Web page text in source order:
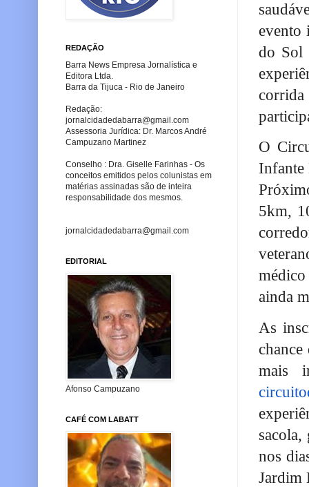
evento
do Sol
corrida
O
5km,
ainda
As
mais
sacola,
nos
Jardim
REDAÇÃO
Barra News Empresa Jornalística e
Editora Ltda.
Barra da Tijuca - Rio de Janeiro
Redação:
jornalcidadedabarra@gmail.com
Assessoria Jurídica: Dr. Marcos André
Campuzano Martinez
Conselho : Dra. Giselle Farinhas - Os
conceitos emitidos pelos colunistas em
matérias assinadas são de inteira
responsabilidade dos mesmos.
jornalcidadedabarra@gmail.com
EDITORIAL
Afonso Campuzano
CAFÉ COM LABATT